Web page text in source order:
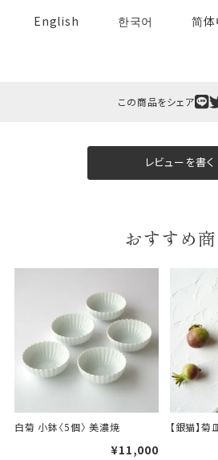
当店でギフト対応の商品をご購入
斗（のし）掛け・ギフト包装・手提
しております。
包装紙について
A.一般的なギフトに使用する包装
B.婚礼や出産、長寿祝などに使用
A
婚礼
English 한국어 简体
この商品をシェア
レビューを書く
おすすめ
白菊 小鉢〈5個〉 美濃焼
¥11,000
【銀猫】菊